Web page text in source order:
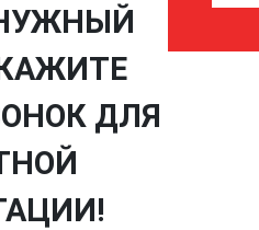
ДЛЯ